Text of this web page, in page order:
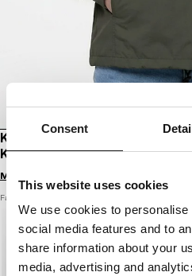
Consent
This website uses cookies
We use cookies to
social media features and to
share information about your
media, advertising and
KAPUZENTRANSITIONSJACKE
KÄNGURUTASCHE MEANDRO
Melde dich an, um Preise zu sehen
Farbe: dunkles olivgrün